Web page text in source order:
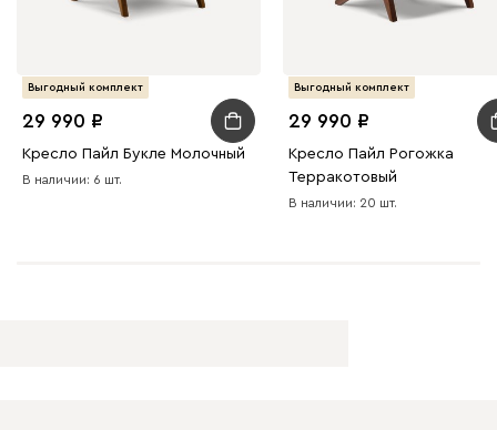
240 695 997
Выгодный комплект
29 990
Кресло Пайл Букле Молочный
В наличии: 6 шт.
Выгодный комплект
29 990
Кресло Пайл Рогожка
Терракотовый
В наличии: 20 шт.